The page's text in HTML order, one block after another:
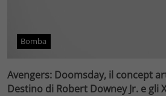
Bomba
Avengers: Doomsday, il concept
Destino di Robert Downey Jr. e gli